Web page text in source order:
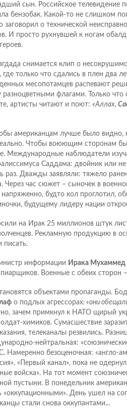
сын. Российское телевидение
бензобак. Какой-то не слишком
о технической
И просто рухнувшей к ногам
снимается клип о
только что сдались в плен два
месопотамцев распевают
флагами. Только что
артисты читают и поют: «Аллах,
американцам лучше было видно,
Чтобы воюющим сторонам
Международные наблюдатели
Саддама: двойник или
раз. Дважды заявляли: тяжело
час сюжет – сыночек в
будто кол проглотил,
будущему лидеру нации
на Ирак 25 миллионов штук
Рекламную продукцию в
писать.
информации Ирака Мухаммед
Военные с обеих сторон
объектами пропаганды.
о подлых агрессорах: «они
зачем примкнул к НАТО щирый
химиков. Сумасшествие
телеканалы резвились.
нейтральная:
Намеренно безоценочная: «англо-
«Первый канал», пока не
войска». На тот момент
пустыни. В понедельник
«оккупационными». День ушел на
стали снова оккупантами...